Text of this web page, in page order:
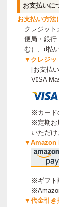
お支払いに
お支払い方法
クレジッ
便局・銀行
む）、 d払
▼クレジッ
[お支払
VISA
※カード
※定期お
いただけ
▼Amazon
※ギフト
▼代金引き